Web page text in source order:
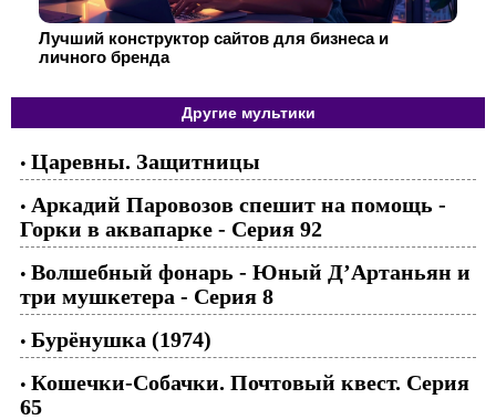
Лучший конструктор сайтов для бизнеса и
личного бренда
Другие мультики
• Царевны. Защитницы
• Аркадий Паровозов спешит на помощь -
Горки в аквапарке - Серия 92
• Волшебный фонарь - Юный Д’Артаньян и
три мушкетера - Серия 8
• Бурёнушка (1974)
• Кошечки-Собачки. Почтовый квест. Серия
65